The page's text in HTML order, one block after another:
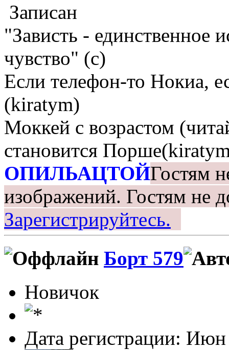
Записан
"Зависть - единственное
чувство" (с)
Если телефон-то Нокиа,
(kiratym)
Моккей с возрастом
становится
ОПИЛЬАЦТОЙГостям
изображений. Гостям не
Зарегистрируйтесь.
Борт 579
Новичок
Дата регистрации: